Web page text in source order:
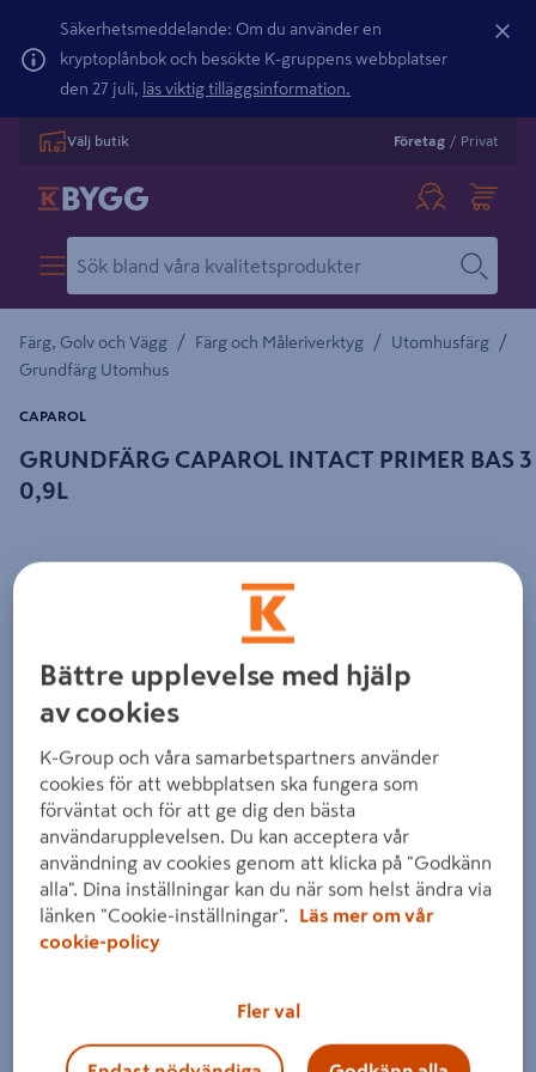
Säkerhetsmeddelande: Om du använder en
kryptoplånbok och besökte K-gruppens webbplatser
den 27 juli, läs viktig tilläggsinformation.
Välj butik Företag / Privat
Färg, Golv och Vägg / Färg och Måleriverktyg / Utomhusfärg /
Grundfärg Utomhus
GRUNDFÄRG CAPAROL INTACT PRIMER BAS 3
0,9L
CAPAROL
Bättre upplevelse med hjälp
av cookies
K-Group och våra samarbetspartners använder
cookies för att webbplatsen ska fungera som
förväntat och för att ge dig den bästa
användarupplevelsen. Du kan acceptera vår
användning av cookies genom att klicka på "Godkänn
alla". Dina inställningar kan du när som helst ändra via
länken "Cookie-inställningar".
Läs mer om vår
cookie-policy
Fler val